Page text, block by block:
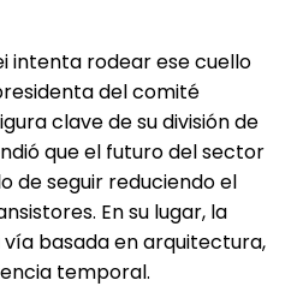
intenta rodear ese cuello
del comité
clave de su división de
que el futuro del sector
de seguir reduciendo el
En su lugar, la
basada en arquitectura,
temporal.